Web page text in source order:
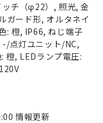
チ（φ22）, 照光, 金
ガード形, オルタネイ
: 橙, IP66, ねじ端子
-/点灯ユニット/NC,
橙, LEDランプ電圧:
情報更新